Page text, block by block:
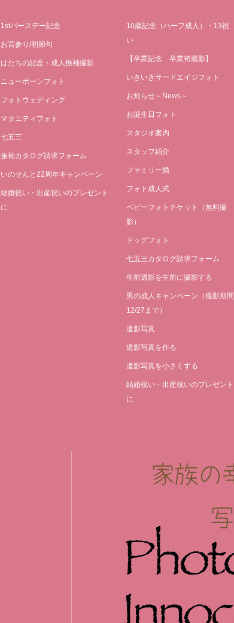
1stバースデー記念
お宮参り/初節句
はたちの記念・成人振袖撮影
ニューボーンフォト
フォトウェディング
マタニティフォト
七五三
振袖カタログ請求フォーム
いのせんと22周年キャンペーン
結婚祝い・出産祝いのプレゼント
に
10歳記念（ハーフ成人）・13祝
い
【卒業記念 卒業袴撮影】
いきいきサードエイジフォト
お知らせ～News～
お誕生日フォト
スタジオ案内
スタッフ紹介
ファミリー婚
フォト成人式
ベビーフォトチケット（無料撮
影）
ドッグフォト
七五三カタログ請求フォーム
生前遺影を生前に撮影する
男の成人キャンペーン（撮影期間
12/27まで）
遺影写真
遺影写真を作る
遺影写真を小さくする
結婚祝い・出産祝いのプレゼント
に